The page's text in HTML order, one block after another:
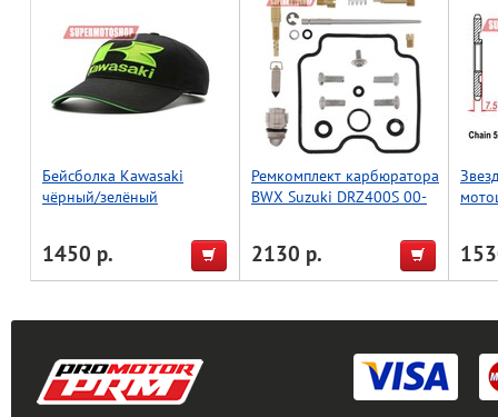
Бейсболка Kawasaki
чёрный/зелёный
1450 р.
Ремкомплект карбюратора
BWX Suzuki DRZ400S 00-
2130 р.